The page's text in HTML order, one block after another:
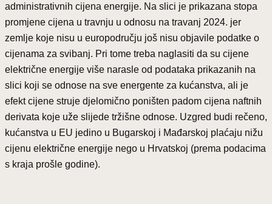
administrativnih cijena energije. Na slici je prikazana stopa
promjene cijena u travnju u odnosu na travanj 2024. jer
zemlje koje nisu u europodručju još nisu objavile podatke o
cijenama za svibanj. Pri tome treba naglasiti da su cijene
električne energije više narasle od podataka prikazanih na
slici koji se odnose na sve energente za kućanstva, ali je
efekt cijene struje djelomično poništen padom cijena naftnih
derivata koje uže slijede tržišne odnose. Uzgred budi rečeno,
kućanstva u EU jedino u Bugarskoj i Mađarskoj plaćaju nižu
cijenu električne energije nego u Hrvatskoj (prema podacima
s kraja prošle godine).